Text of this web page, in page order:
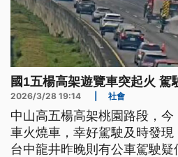
國1五楊高架遊覽車突起火 駕
2026/3/28 19:14 社會
中山高五楊高架桃園路段，
車火燒車，幸好駕駛及時發現
台中龍井昨晚則有公車駕駛